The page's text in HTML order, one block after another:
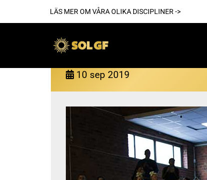
LÄS MER OM VÅRA OLIKA DISCIPLINER ->
10 sep 2019